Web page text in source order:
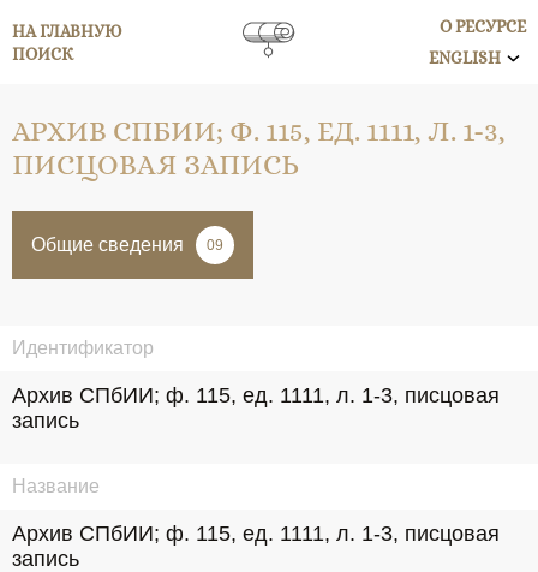
НА ГЛАВНУЮ
ПОИСК
О РЕСУРСЕ
ENGLISH
АРХИВ СПБИИ; Ф. 115, ЕД. 1111, Л. 1-3,
ПИСЦОВАЯ ЗАПИСЬ
Общие сведения 09
Идентификатор
Архив СПбИИ; ф. 115, ед. 1111, л. 1-3, писцовая
запись
Название
Архив СПбИИ; ф. 115, ед. 1111, л. 1-3, писцовая
запись